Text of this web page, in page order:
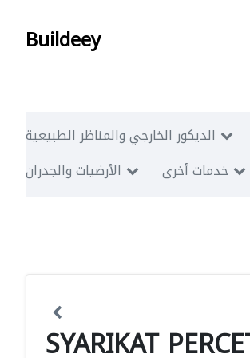
Buildeey
الديكور الخارجي والمناظر الطبيعية
الأرضيات والجدران
خدمات أخرى
SYARIKAT